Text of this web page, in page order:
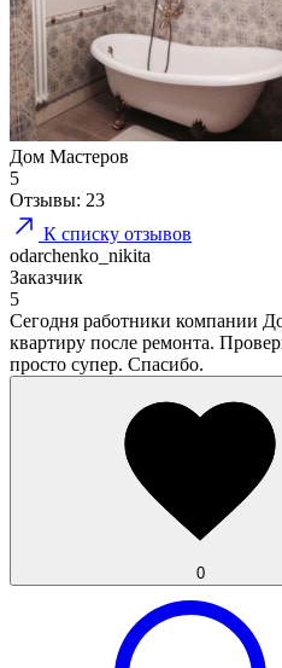
Дом Мастеров
5
Отзывы: 23
К списку отзывов
odarchenko_nikita
Заказчик
5
Сегодня работники компании
квартиру после ремонта.
просто супер. Спасибо.
0